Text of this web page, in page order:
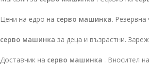
Цени на едро на серво машинка. Резервна
серво машинка за деца и възрастни.
Доставчик на серво машинка . Вносител на